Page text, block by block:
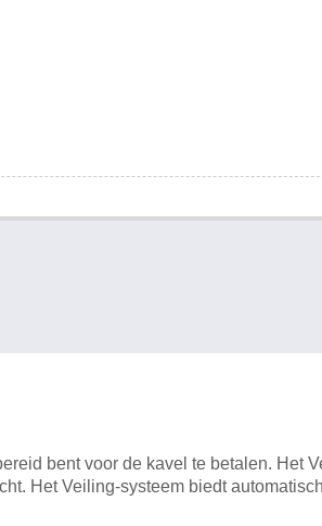
bent voor de kavel te betalen. Het
Het Veiling-systeem biedt